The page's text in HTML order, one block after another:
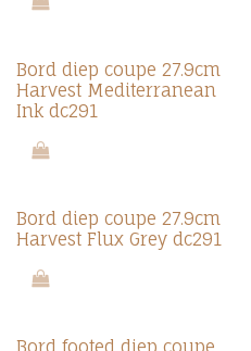
Bord diep coupe 27.9cm
Harvest Mediterranean
Ink dc291
Bord diep coupe 27.9cm
Harvest Flux Grey dc291
Bord footed diep coupe